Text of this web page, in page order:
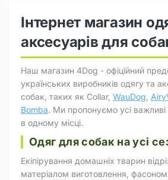
Інтернет магазин
аксесуарів для
Наш магазин 4Dog - офіційний
українських виробників одягу та
собак, таких як Collar, WauDog
Bomba. Ми пропонуємо усі
в одному місці.
Одяг для собак на усі
Екіпірування домашніх тварин
матеріалом виготовлення,